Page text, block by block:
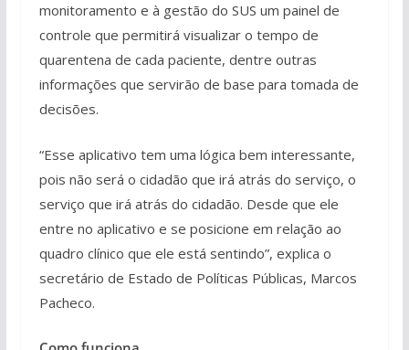
monitoramento e à gestão do SUS um painel de
controle que permitirá visualizar o tempo de
quarentena de cada paciente, dentre outras
informações que servirão de base para tomada de
decisões.
“Esse aplicativo tem uma lógica bem interessante,
pois não será o cidadão que irá atrás do serviço, o
serviço que irá atrás do cidadão. Desde que ele
entre no aplicativo e se posicione em relação ao
quadro clínico que ele está sentindo”, explica o
secretário de Estado de Políticas Públicas, Marcos
Pacheco.